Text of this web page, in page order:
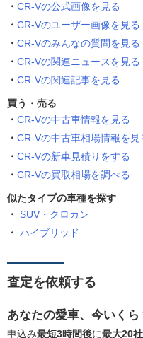
CR-Vの公式画像を見る
CR-Vのユーザー画像を見る
CR-Vのみんなの質問を見る
CR-Vの関連ニュースを見る
CR-Vの関連記事を見る
買う・売る
CR-Vの中古車情報を見る
CR-Vの中古車相場情報を見
CR-Vの新車見積りをする
CR-Vの買取相場を調べる
似たタイプの車種を探す
SUV・クロカン
ハイブリッド
査定を依頼する
あなたの愛車、今いくら
申込み最短3時間後に最大20社